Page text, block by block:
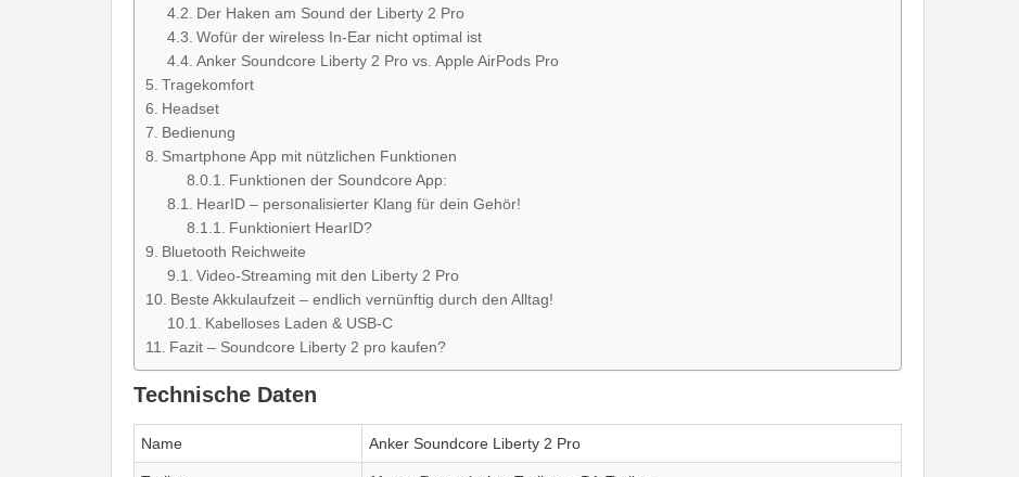
Der Haken am Sound der Liberty 2 Pro
Wofür der wireless In-Ear nicht optimal ist
Anker Soundcore Liberty 2 Pro vs. Apple AirPods Pro
Tragekomfort
Headset
Bedienung
Smartphone App mit nützlichen Funktionen
Funktionen der Soundcore App:
HearID – personalisierter Klang für dein Gehör!
Funktioniert HearID?
Bluetooth Reichweite
Video-Streaming mit den Liberty 2 Pro
Beste Akkulaufzeit – endlich vernünftig durch den Alltag!
Kabelloses Laden & USB-C
Fazit – Soundcore Liberty 2 pro kaufen?
Technische Daten
Name Anker Soundcore Liberty 2 Pro